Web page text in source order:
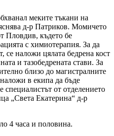
меките тъкани на
д-р Патриков. Момичето
Пловдив, където бе
с химиотерапия. За да
се наложи цялата бедрена кост
и тазобедрената стави. За
близо до магистралните
в екипа да бъде
специалистът от отделението
„Света Екатерина“ д-р
4 часа и половина.